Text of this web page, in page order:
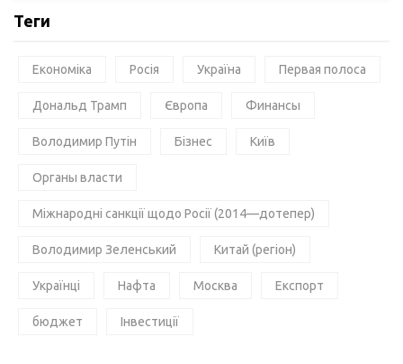
Теги
Економіка Росія Україна Первая полоса
Дональд Трамп Європа Финансы
Володимир Путін Бізнес Київ
Органы власти
Міжнародні санкції щодо Росії (2014—дотепер)
Володимир Зеленський Китай (регіон)
Українці Нафта Москва Експорт
бюджет Інвестиції